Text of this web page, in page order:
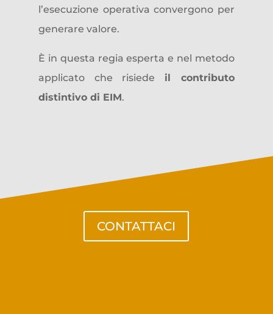
l’esecuzione operativa convergono per
generare valore.
È in questa regia esperta e nel metodo
applicato che risiede il contributo
distintivo di EIM.
CONTATTACI